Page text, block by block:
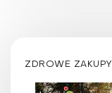
ZDROWE ZAKUPY